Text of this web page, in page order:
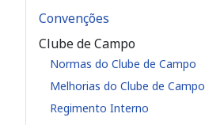
Convenções
Clube de Campo
Normas do Clube de Campo
Melhorias do Clube de Campo
Regimento Interno